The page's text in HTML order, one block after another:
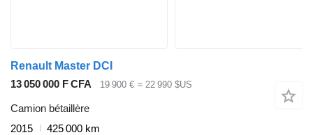
Renault Master DCI
13 050 000 F CFA
19 900 € ≈ 22 990 $US
Camion bétaillère
2015
425 000 km